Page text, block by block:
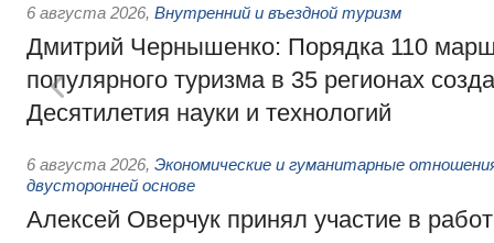
6 августа 2026, Внутренний и въездной туризм
Дмитрий Чернышенко: Порядка 110
популярного туризма в 35 регионах
Десятилетия науки и технологий
6 августа 2026, Экономические и гуманитарные
двусторонней основе
Алексей Оверчук принял участие в